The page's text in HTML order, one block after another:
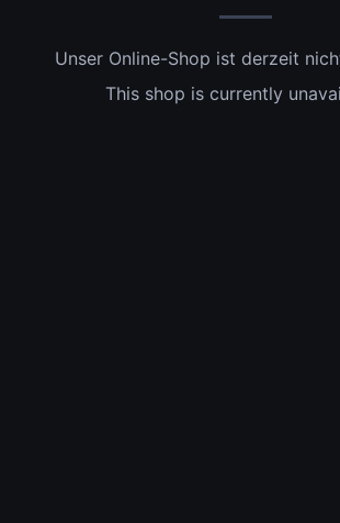
Unser Online-Shop ist derzeit
This shop is currently